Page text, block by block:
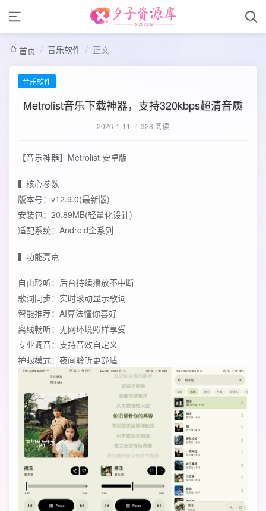
首页 / 音乐软件 / 正文
音乐软件
Metrolist音乐下载神器，支持320kbps超清音质
2026-1-11 / 328 阅读
【音乐神器】Metrolist 安卓版
▍核心参数
版本号：v12.9.0(最新版)
安装包：20.89MB(轻量化设计)
适配系统：Android全系列
▍功能亮点
自由聆听：后台持续播放不中断
歌词同步：实时滚动显示歌词
智能推荐：AI算法懂你喜好
离线畅听：无网环境照样享受
专业调音：支持音效自定义
护眼模式：夜间聆听更舒适